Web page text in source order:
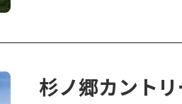
杉ノ郷カント